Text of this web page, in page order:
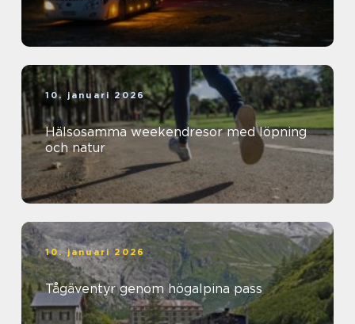
10. januari 2026
Hälsosamma weekendresor med löpning
och natur
10. januari 2026
Tågäventyr genom högalpina pass